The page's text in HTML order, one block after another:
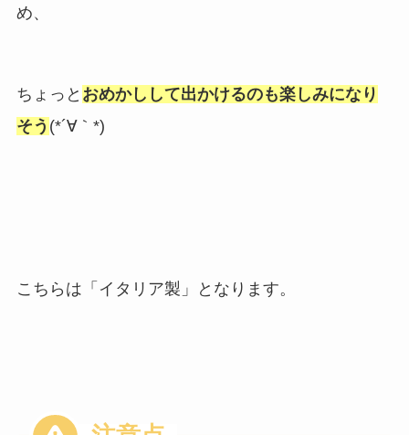
め、
ちょっと おめかしして出かけるのも楽しみになり
そう (*´∀｀*)
こちらは「イタリア製」となります。